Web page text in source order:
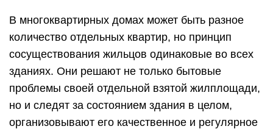
В многоквартирных домах может быть разное
количество отдельных квартир, но принцип
сосуществования жильцов одинаковые во всех
зданиях. Они решают не только бытовые
проблемы своей отдельной взятой жилплощади,
но и следят за состоянием здания в целом,
организовывают его качественное и регулярное